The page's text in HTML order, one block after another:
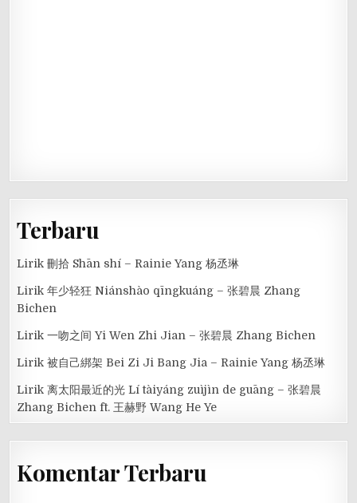
Terbaru
Lirik 刪拾 Shān shí – Rainie Yang 杨丞琳
Lirik 年少轻狂 Niánshào qīngkuáng – 张碧晨 Zhang
Bichen
Lirik 一吻之间 Yi Wen Zhi Jian – 张碧晨 Zhang Bichen
Lirik 被自己綁架 Bei Zi Ji Bang Jia – Rainie Yang 杨丞琳
Lirik 离太阳最近的光 Lí tàiyáng zuìjìn de guāng – 张碧晨
Zhang Bichen ft. 王赫野 Wang He Ye
Komentar Terbaru